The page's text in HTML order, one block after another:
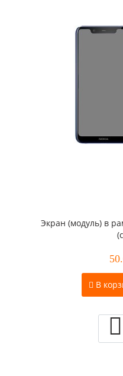
Экран (модуль) в
В